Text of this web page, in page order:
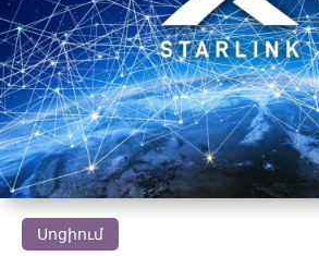
Սոցիում